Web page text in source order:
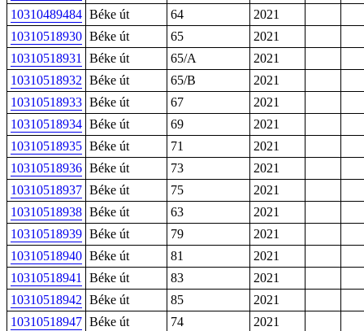
10310489484 Béke út 64
2021
10310518930 Béke út 65
2021
10310518931
Béke út 65/A
2021
10310518932 Béke út 65/B
2021
10310518933 Béke út 67
2021
10310518934 Béke út 69
2021
10310518935 Béke út 71
2021
10310518936 Béke út 73
2021
10310518937 Béke út 75
2021
10310518938 Béke út 63
2021
10310518939 Béke út 79
2021
10310518940 Béke út 81
2021
10310518941
Béke út 83
2021
10310518942 Béke út 85
2021
10310518947 Béke út 74
2021